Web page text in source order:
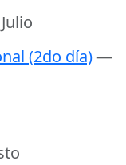
(2do día)—